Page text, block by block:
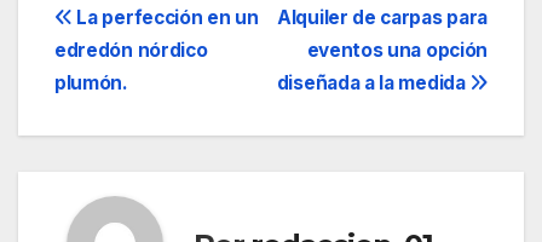
Navegación
de
entradas
Alquiler de carpas para
eventos una opción
diseñada a la medida
La perfección en un
edredón nórdico
plumón.